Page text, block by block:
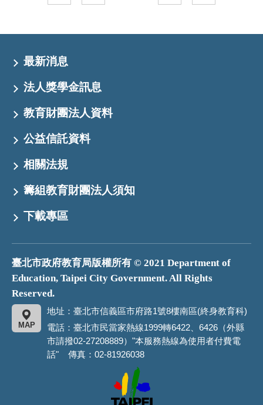
最新消息
法人獎學金訊息
教育財團法人資料
公益信託資料
相關法規
籌組教育財團法人須知
下載專區
臺北市政府教育局版權所有 © 2021 Department of
Education, Taipei City Government. All Rights
Reserved.
地址：臺北市信義區市府路1號8樓南區(終身教育科)
MAP
電話：臺北市民當家熱線1999轉6422、6426（外縣
市請撥02-27208889）"本服務熱線為使用者付費電
話" 傳真：02-81926038
市
政